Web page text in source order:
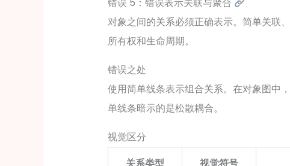
错误 5：错误表示关联与聚合
对象之间的关系必须正确表示。简单关联
所有权和生命周期。
错误之处
使用简单线条表示组合关系。在对象图中
单线条暗示的是松散耦合。
视觉区分